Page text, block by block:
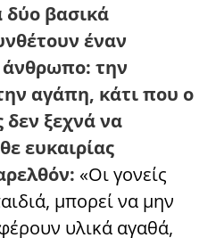
δύο βασικά
έναν
την
αγάπη, κάτι που ο
δεν ξεχνά να
ευκαιρίας
«Οι γονείς
μπορεί να μην
υλικά αγαθά,